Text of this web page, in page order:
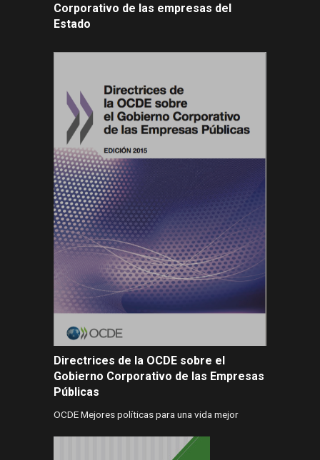
Corporativo de las empresas del
Estado
Directrices de la OCDE sobre el
Gobierno Corporativo de las Empresas
Públicas
OCDE Mejores políticas para una vida mejor